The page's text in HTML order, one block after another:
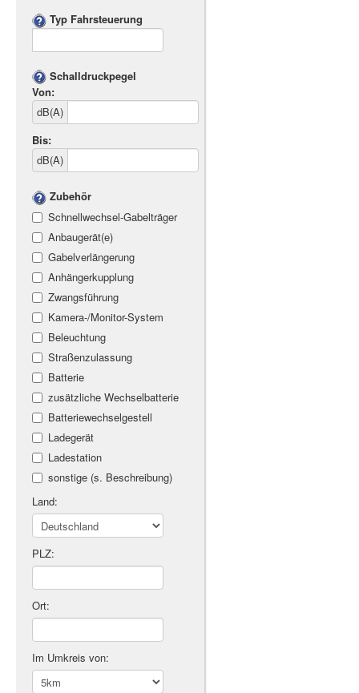
Typ Fahrsteuerung
Schalldruckpegel
Von:
dB(A)
Bis:
dB(A)
Zubehör
Schnellwechsel-Gabelträger
Anbaugerät(e)
Gabelverlängerung
Anhängerkupplung
Zwangsführung
Kamera-/Monitor-System
Beleuchtung
Straßenzulassung
Batterie
zusätzliche Wechselbatterie
Batteriewechselgestell
Ladegerät
Ladestation
sonstige (s. Beschreibung)
Land:
PLZ:
Ort:
Im Umkreis von: